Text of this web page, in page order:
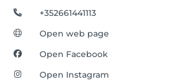
+352661441113
Open web page
Open Facebook
Open Instagram